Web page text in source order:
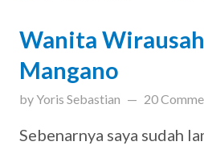
Wanita
Mangano
by Yoris Sebastian updated on
20
Sebenarnya saya sudah